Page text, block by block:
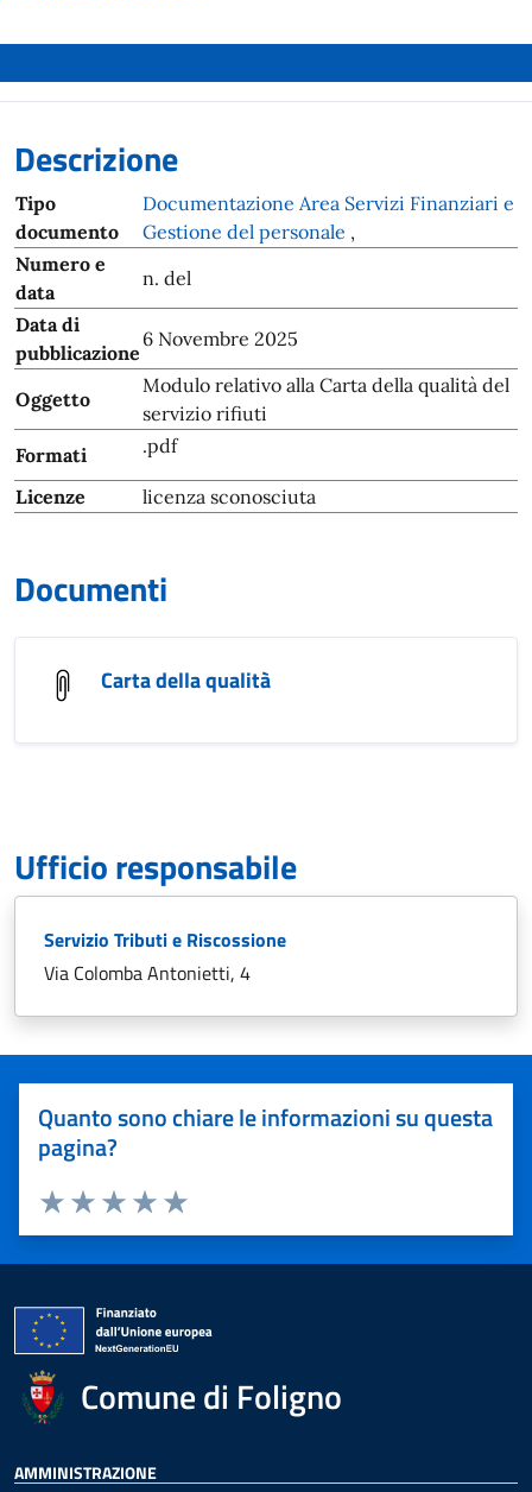
Descrizione
Tipo
documento
Documentazione Area Servizi Finanziari e
Gestione del personale ,
Numero e
data
n. del
Data di
pubblicazione
6 Novembre 2025
Oggetto
Modulo relativo alla Carta della qualità del
servizio rifiuti
Formati
.pdf
Licenze licenza sconosciuta
Documenti
Carta della qualità
Ufficio responsabile
Servizio Tributi e Riscossione
Via Colomba Antonietti, 4
Quanto sono chiare le informazioni su questa
pagina?
Valuta 5 stelle su 5
Valuta 4 stelle su 5
Valuta 3 stelle su 5
Valuta 2 stelle su 5
Valuta 1 stelle su 5
Comune di Foligno
AMMINISTRAZIONE